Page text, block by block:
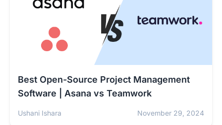
Best Open-Source Project Management
Software | Asana vs Teamwork
Ushani Ishara November 29, 2024